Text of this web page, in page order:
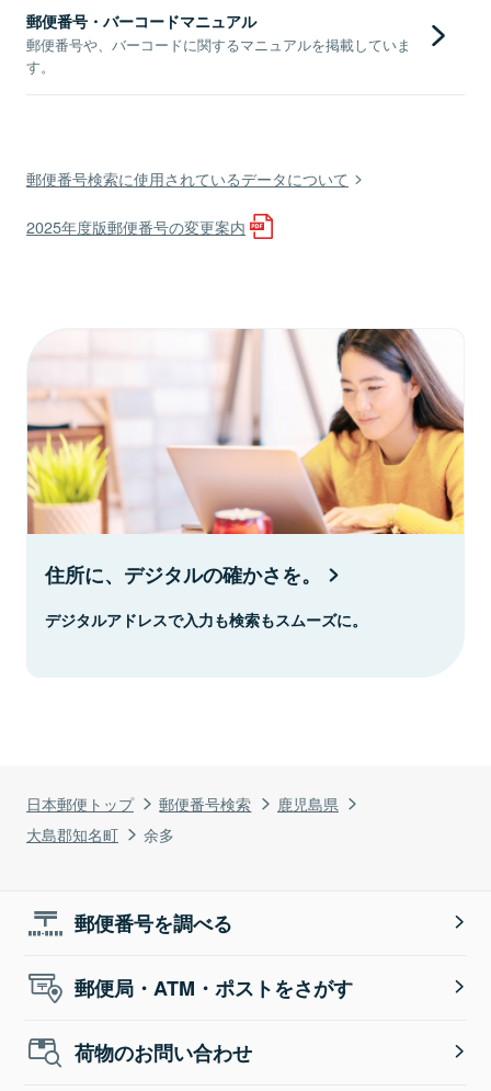
日本郵便トップ 郵便番号検索
鹿児島県
大島郡知名町
余多
郵便番号・バーコードマニュアル
郵便番号や、バーコードに関するマニュアルを掲載していま
す。
郵便番号検索に使用されているデータについて
2025年度版郵便番号の変更案内
住所に、デジタルの確かさを。
デジタルアドレスで入力も検索もスムーズに。
郵便番号を調べる
郵便局・ATM・ポストをさがす
荷物のお問い合わせ